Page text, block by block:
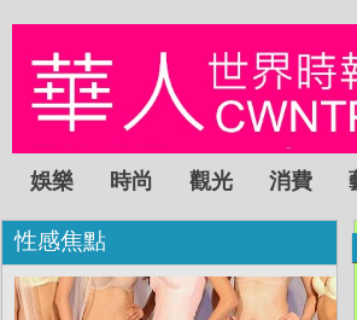
娛樂 時尚 觀光 消費
性感焦點